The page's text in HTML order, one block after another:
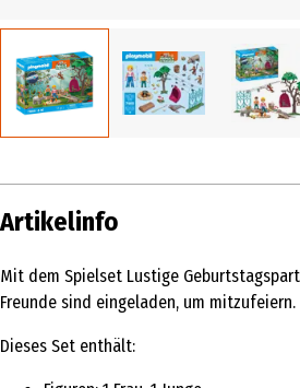
Artikelinfo
Mit dem Spielset Lustige
Freunde sind eingeladen, um mitzufeiern.
Dieses Set enthält: